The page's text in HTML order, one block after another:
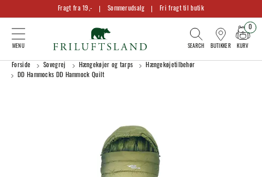
Fragt fra 19,- Sommerudsalg Fri fragt til butik
BUTIKKER KURV
0
Forside Sovegrej Hængekøjer og tarps
Hængekøjetilbehør
DD Hammocks DD Hammock Quilt